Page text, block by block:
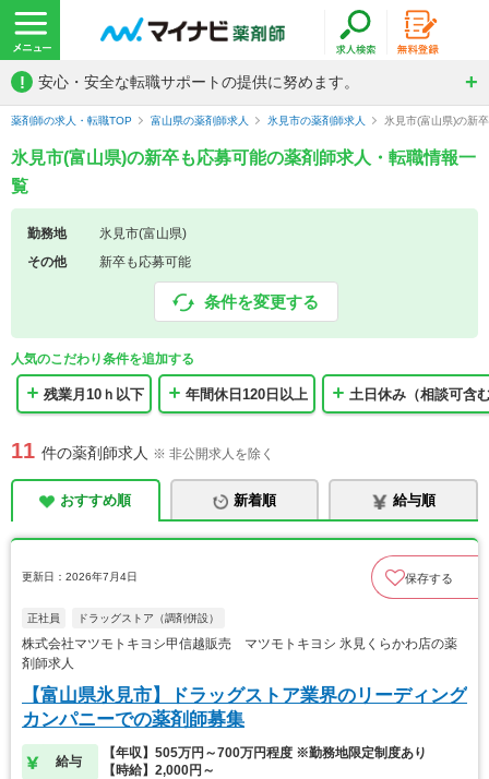
! 安心・安全な転職サポートの提供に努めます。
薬剤師の求人・転職TOP 富山県の薬剤師求人 氷見市の薬剤師求人 氷見市(富山県)の新
氷見市(富山県)の新卒も応募可能の薬剤師求人・転職情報一
覧
勤務地
氷見市(富山県)
その他
新卒も応募可能
条件を変更する
人気のこだわり条件を追加する
残業月10ｈ以下 年間休日120日以上 土日休み（相談可含
11 件の薬剤師求人 ※ 非公開求人を除く
おすすめ順 新着順 給与順
更新日：2026年7月4日 保存する
正社員 ドラッグストア（調剤併設）
株式会社マツモトキヨシ甲信越販売 マツモトキヨシ 氷見くらかわ店の薬
剤師求人
【富山県氷見市】ドラッグストア業界のリーディング
カンパニーでの薬剤師募集
給与
【年収】505万円～700万円程度 ※勤務地限定制度あり
【時給】2,000円～